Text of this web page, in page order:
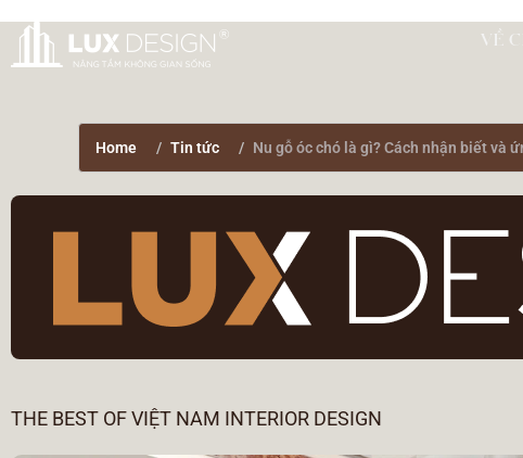
VỀ
Home Tin tức Nu gỗ óc chó là gì? Cách nhận biết và
THE BEST OF VIỆT NAM INTERIOR DESIGN